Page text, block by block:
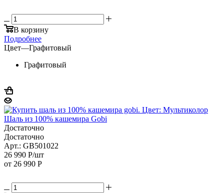
В корзину
Подробнее
Цвет—Графитовый
Графитовый
Шаль из 100% кашемира Gobi
Достаточно
Достаточно
Арт.: GB501022
26 990 Р/шт
от 26 990 Р